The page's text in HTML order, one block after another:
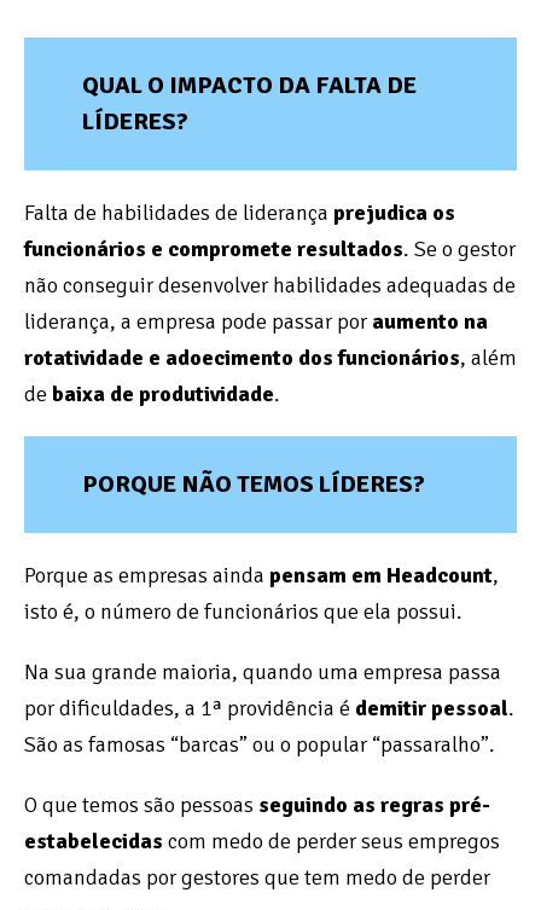
QUAL O IMPACTO DA FALTA DE
LÍDERES?
Falta de habilidades de liderança prejudica os
funcionários e compromete resultados. Se o gestor
não conseguir desenvolver habilidades adequadas de
liderança, a empresa pode passar poraumento na
rotatividade e adoecimento dos funcionários, além
de baixa de produtividade.
PORQUE NÃO TEMOS LÍDERES?
Porque as empresas ainda pensam em Headcount,
isto é, o número de funcionários que ela possui.
Na sua grande maioria, quando uma empresa passa
por dificuldades, a 1ª providência é demitir pessoal.
São as famosas “barcas” ou o popular “passaralho”.
O que temos são pessoas seguindo as regras pré-
estabelecidas com medo de perder seus empregos
comandadas por gestores que tem medo de perder